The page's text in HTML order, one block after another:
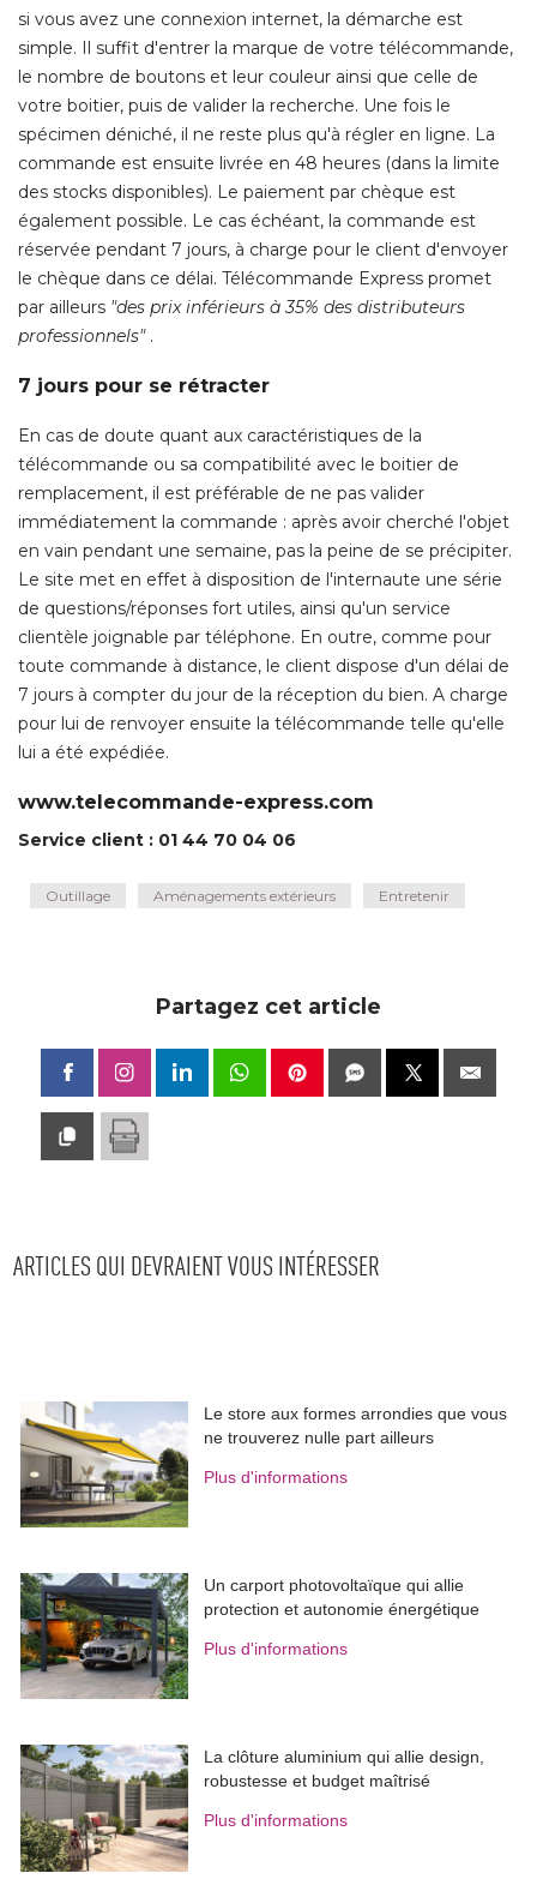
si vous avez une connexion internet, la démarche est
simple. Il suffit d'entrer la marque de votre télécommande,
le nombre de boutons et leur couleur ainsi que celle de
votre boitier, puis de valider la recherche. Une fois le
spécimen déniché, il ne reste plus qu'à régler en ligne. La
commande est ensuite livrée en 48 heures (dans la limite
des stocks disponibles). Le paiement par chèque est
également possible. Le cas échéant, la commande est
réservée pendant 7 jours, à charge pour le client d'envoyer
le chèque dans ce délai. Télécommande Express promet
par ailleurs "des prix inférieurs à 35% des distributeurs
professionnels" .
7 jours pour se rétracter
En cas de doute quant aux caractéristiques de la
télécommande ou sa compatibilité avec le boitier de
remplacement, il est préférable de ne pas valider
immédiatement la commande : après avoir cherché l'objet
en vain pendant une semaine, pas la peine de se précipiter.
Le site met en effet à disposition de l'internaute une série
de questions/réponses fort utiles, ainsi qu'un service
clientèle joignable par téléphone. En outre, comme pour
toute commande à distance, le client dispose d'un délai de
7 jours à compter du jour de la réception du bien. A charge
pour lui de renvoyer ensuite la télécommande telle qu'elle
lui a été expédiée.
www.telecommande-express.com
Service client : 01 44 70 04 06
Outillage Aménagements extérieurs Entretenir
Partagez cet article
ARTICLES QUI DEVRAIENT VOUS INTÉRESSER
Le store aux formes arrondies que vous
ne trouverez nulle part ailleurs
Plus d'informations
Un carport photovoltaïque qui allie
protection et autonomie énergétique
Plus d'informations
La clôture aluminium qui allie design,
robustesse et budget maîtrisé
Plus d'informations